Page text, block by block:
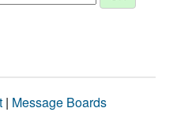
| Message Boards